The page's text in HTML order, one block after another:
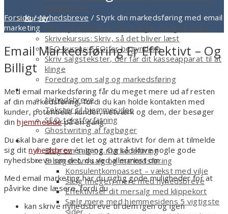
nyhedsbrev
Kurser
Skriv nyhedsbreve, der sælger (meget) mere
Skrivekursus: Skriv, så det bliver læst
SEO-kursus: SEO for begyndere
Skriv salgstekster, der får dit kasseapparat til at
klinge
Foredrag om salg og markedsføring
Tekstforfatter
Nyhedsbreve
Tekster til hjemmesiden
SEO-tekstforfatning
Ghostwriting af fagbøger
Smagsprøver
Blog om salg og markedsføring
E-bøger om salg og markedsføring
Konsulentkompasset – vækst med vilje
Sælg (meget) mere med nyhedsbreve
Effektiviser dit mersalg med klippekort
Sælg mere med hjemmesidens 5 vigtigste
sider
Forside/Nyhedsbreve /Styrk din markedsføring med email
marketing
Email Markedsføring Er Effektivt – Og
Billigt
Med email markedsføring får du meget mere ud af resten
af din markedsføring, fordi du kan holde kontakten med
kunder, potentielle kunder, netværk og dem, der besøger
dinhjemmesidepå én gang.
Du skal bare gøre det let og attraktivt for dem at tilmelde
sig ditnyhedsbrevén gang. Og så skrive nogle gode
nyhedsbreve om det, du ved allermest om.
Med email marketing har du rigtig gode muligheder for at
påvirke dine læsere, fordi du
kan skrive nyhedsbreve til dem igen og igen